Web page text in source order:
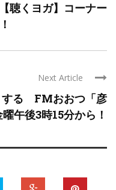
聴くヨガ】コーナー
Next Article
する FMおおつ「彦
午後3時15分から！